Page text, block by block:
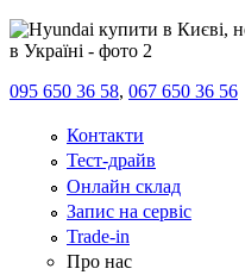
095 650 36 58, 067 650 36 56
Контакти
Тест-драйв
Онлайн склад
Запис на сервіс
Trade-in
Про нас